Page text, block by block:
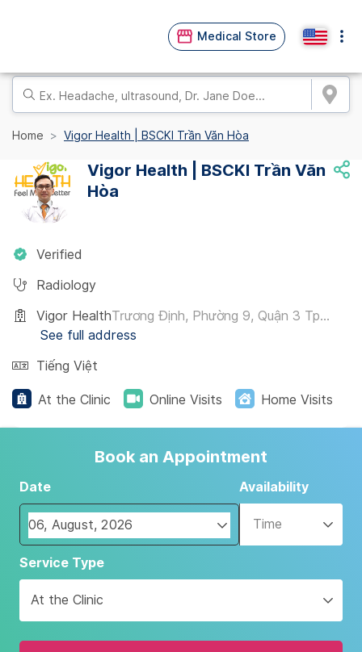
Medical Store
Home Vigor Health | BSCKI Trần Văn Hòa
Vigor Health | BSCKI Trần Văn
Hòa
Verified
Radiology
Vigor HealthTrương Định, Phường 9, Quận 3 Tp...
See full address
Tiếng Việt
At the Clinic Online Visits Home Visits
Book an Appointment
Date
Navigate
forward
interact
with
the
Availability
Time
Service Type
At the Clinic